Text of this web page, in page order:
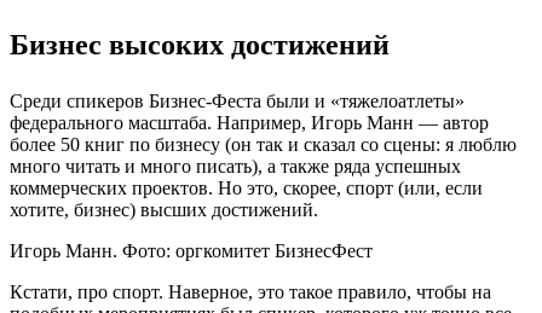
Бизнес высоких достижений
Среди спикеров Бизнес-Феста были и «тяжелоатлеты»
федерального масштаба. Например, Игорь Манн — автор
более 50 книг по бизнесу (он так и сказал со сцены: я люблю
много читать и много писать), а также ряда успешных
коммерческих проектов. Но это, скорее, спорт (или, если
хотите, бизнес) высших достижений.
Игорь Манн. Фото: оргкомитет БизнесФест
Кстати, про спорт. Наверное, это такое правило, чтобы на